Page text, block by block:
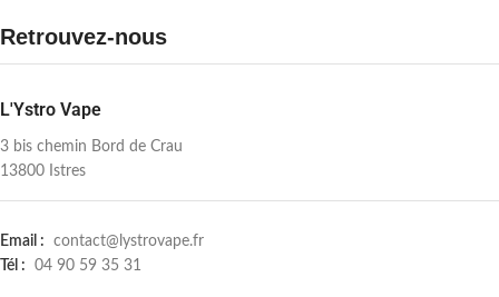
Retrouvez-nous
L'Ystro Vape
3 bis chemin Bord de Crau
13800 Istres
Email : contact@lystrovape.fr
Tél : 04 90 59 35 31